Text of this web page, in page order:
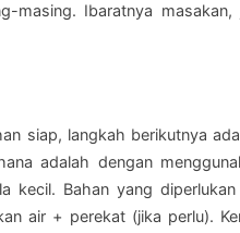
masing. Ibaratnya
siap, langkah berikutnya
adalah dengan
kecil. Bahan yang
air + perekat (jika perlu).